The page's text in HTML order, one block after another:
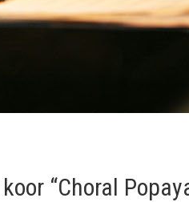
“Choral